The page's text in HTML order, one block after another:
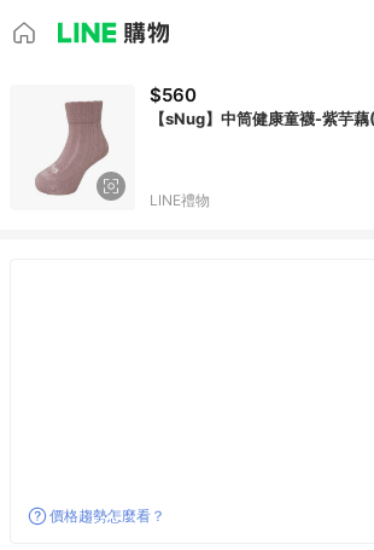
$560
【sNug】中筒健康童襪-紫芋
LINE禮物
價格趨勢怎麼看？